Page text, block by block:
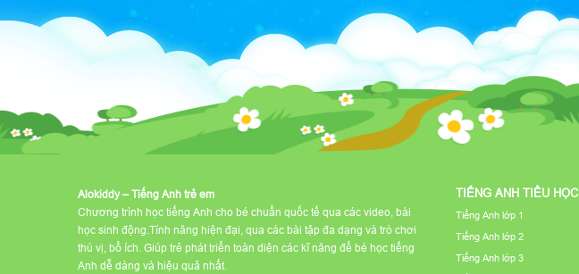
Alokiddy – Tiếng Anh trẻ em
Chương trình học tiếng Anh cho bé chuẩn quốc tế qua các video, bài
học sinh động.Tính năng hiện đại, qua các bài tập đa dạng và trò chơi
thú vị, bổ ích. Giúp trẻ phát triển toàn diện các kĩ năng để bé học tiếng
Anh dễ dàng và hiệu quả nhất.
TIẾNG ANH TIỂU HỌC
Tiếng Anh lớp 1
Tiếng Anh lớp 2
Tiếng Anh lớp 3